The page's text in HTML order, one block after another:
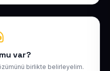
var?
birlikte belirleyelim.